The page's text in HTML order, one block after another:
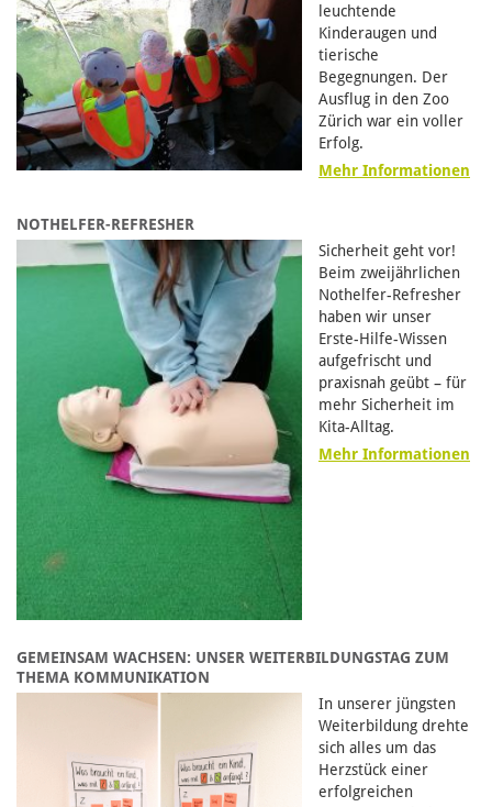
leuchtende
Kinderaugen und
tierische
Begegnungen. Der
Ausflug in den Zoo
Zürich war ein voller
Erfolg.
Mehr Informationen
NOTHELFER-REFRESHER
Sicherheit geht vor!
Beim zweijährlichen
Nothelfer-Refresher
haben wir unser
Erste-Hilfe-Wissen
aufgefrischt und
praxisnah geübt – für
mehr Sicherheit im
Kita-Alltag.
Mehr Informationen
GEMEINSAM WACHSEN: UNSER WEITERBILDUNGSTAG ZUM
THEMA KOMMUNIKATION
In unserer jüngsten
Weiterbildung drehte
sich alles um das
Herzstück einer
erfolgreichen